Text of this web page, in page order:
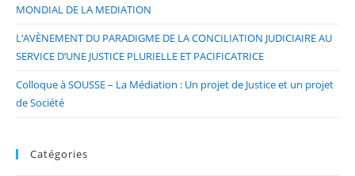
MONDIAL DE LA MEDIATION
L’AVÈNEMENT DU PARADIGME DE LA CONCILIATION JUDICIAIRE AU
SERVICE D’UNE JUSTICE PLURIELLE ET PACIFICATRICE
Colloque à SOUSSE – La Médiation : Un projet de Justice et un projet
de Société
Catégories